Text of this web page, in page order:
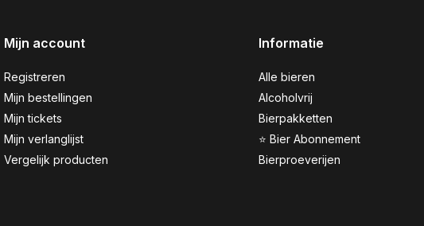
Mijn account
Registreren
Mijn bestellingen
Mijn tickets
Mijn verlanglijst
Vergelijk producten
Informatie
Alle bieren
Alcoholvrij
Bierpakketten
⭐ Bier Abonnement
Bierproeverijen